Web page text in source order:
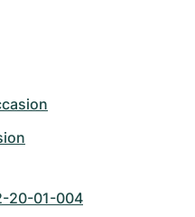
20-01-004